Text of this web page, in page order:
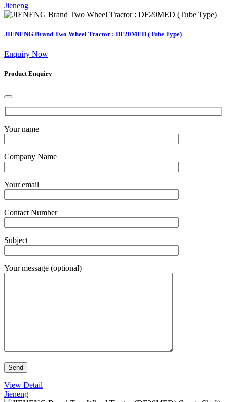
Jieneng
JIENENG Brand Two Wheel Tractor : DF20MED (Tube Type)
Enquiry Now
Product Enquiry
Your name
Company Name
Your email
Contact Number
Subject
Your message (optional)
View Detail
Jieneng